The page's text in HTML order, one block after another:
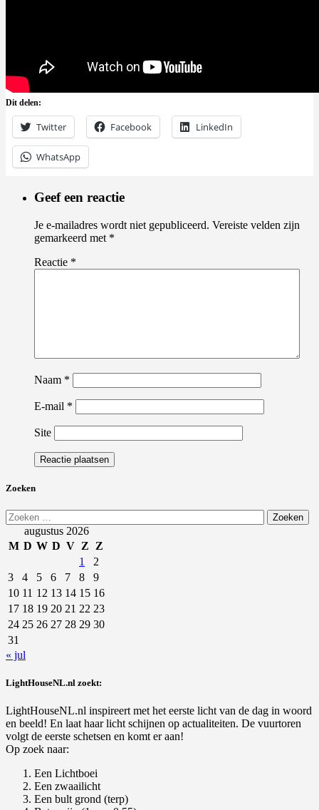
Dit delen:
Twitter Facebook LinkedIn
WhatsApp
Geef een reactie
Je e-mailadres wordt niet gepubliceerd. Vereiste velden zijn
gemarkeerd met *
Reactie *
Naam *
E-mail *
Site
Zoeken
Zoeken
naar:augustus 2026
M D W D V Z
Z
1
2
3
4 5 6 7 8
9
10 11 12 13 14 15 16
17 18 19 20 21 22 23
24 25 26 27 28 29 30
31
« jul
LightHouseNL.nl zoekt:
LightHouseNL.nl inspireert met het eerste licht van de dag in woord
en beeld! En laat haar licht schijnen op actualiteiten. De vuurtoren
volgt de eerste schetsen en komt er aan!
Op zoek naar:
Een Lichtboei
Een zwaailicht
Een bult grond (terp)